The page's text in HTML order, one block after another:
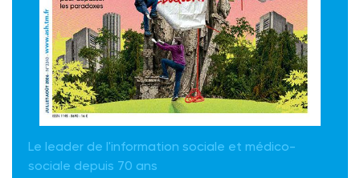
Le leader de l'information sociale et médico-
sociale depuis 70 ans